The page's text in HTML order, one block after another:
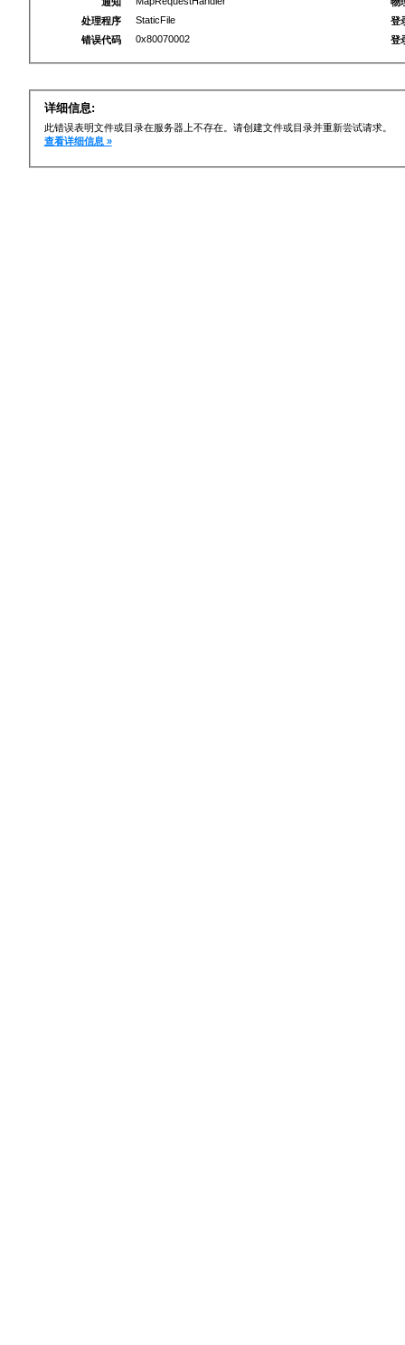
处理程序
StaticFile
错误代码
0x80070002
登
登
详细信息:
此错误表明文件或目录在服务器上不存在。请创建文件或目录并重新尝试请求。
查看详细信息 »